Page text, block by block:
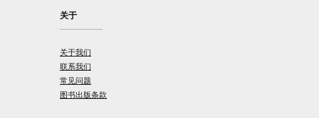
关于
关于我们
联系我们
常见问题
图书出版条款